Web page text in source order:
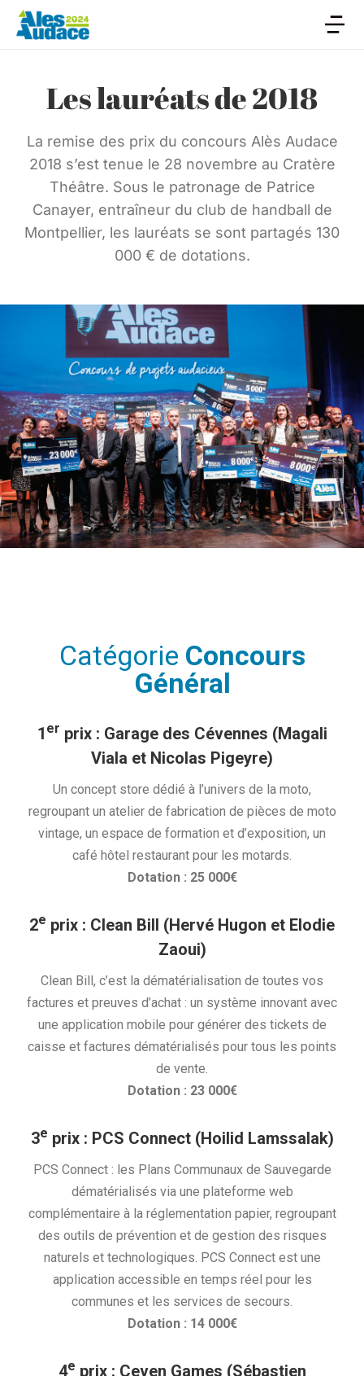
Les lauréats de 2018
La remise des prix du concours Alès Audace
2018 s’est tenue le 28 novembre au Cratère
Théâtre. Sous le patronage de Patrice
Canayer, entraîneur du club de handball de
Montpellier, les lauréats se sont partagés 130
000 € de dotations.
Catégorie Concours
Général
1 er prix : Garage des Cévennes (Magali
Viala et Nicolas Pigeyre)
Un concept store dédié à l’univers de la moto,
regroupant un atelier de fabrication de pièces de moto
vintage, un espace de formation et d’exposition, un
café hôtel restaurant pour les motards.
Dotation : 25 000€
2e prix : Clean Bill (Hervé Hugon et Elodie
Zaoui)
Clean Bill, c’est la dématérialisation de toutes vos
factures et preuves d’achat : un système innovant avec
une application mobile pour générer des tickets de
caisse et factures dématérialisés pour tous les points
de vente.
Dotation : 23 000€
3e prix : PCS Connect (Hoilid Lamssalak)
PCS Connect : les Plans Communaux de Sauvegarde
dématérialisés via une plateforme web
complémentaire à la réglementation papier, regroupant
des outils de prévention et de gestion des risques
naturels et technologiques. PCS Connect est une
application accessible en temps réel pour les
communes et les services de secours.
Dotation : 14 000€
4e prix : Ceven Games (Sébastien